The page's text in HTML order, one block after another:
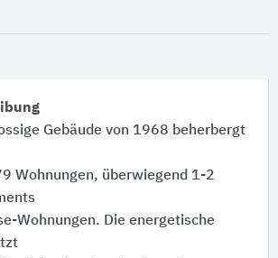
Gebäude von 1968 beherbergt
Wohnungen, überwiegend 1-2
Wohnungen. Die energetische